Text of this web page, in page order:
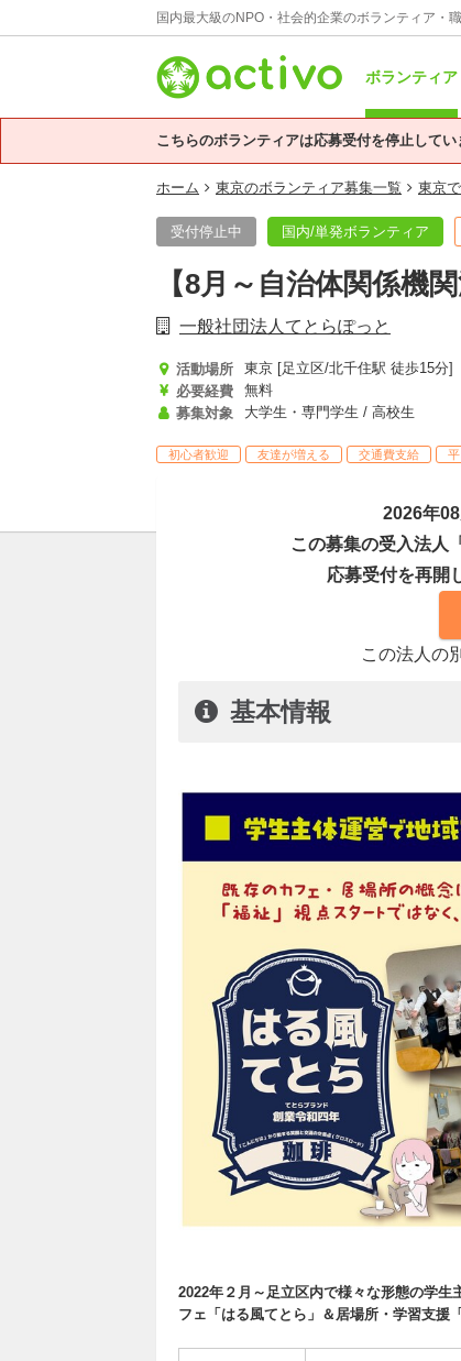
国内最大級のNPO・社会的企業のボランティア・
ボランティア
こちらのボランティアは応募受付を停止してい
ホーム 東京のボランティア募集一覧 東京
受付停止中 国内/単発ボランティア
【8月～自治体関係機
一般社団法人てとらぽっと
活動場所
東京 [足立区/北千住駅 徒歩15分]
必要経費
無料
募集対象
大学生・専門学生 / 高校生
初心者歓迎 友達が増える 交通費支給
2026年
この募集の受入法人
応募受付を再開
この法人の
基本情報
2022年２月～足立区内で様々な形態の学
フェ「はる風てとら」＆居場所・学習支援